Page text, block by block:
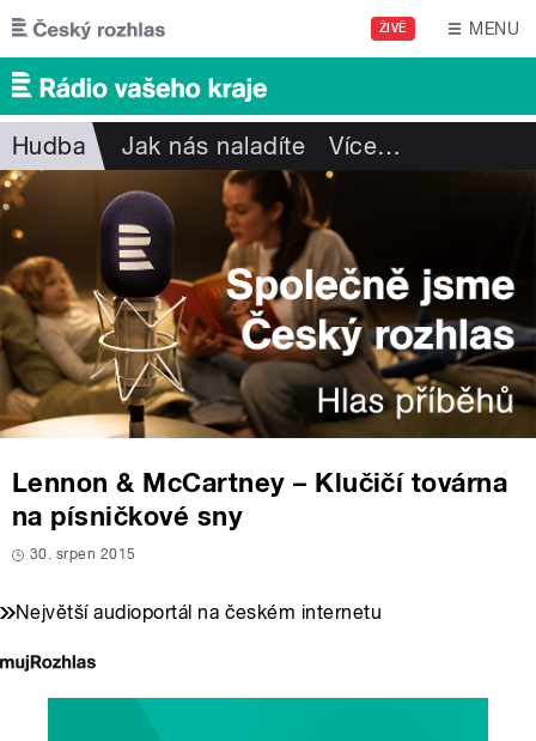
Přejít k hlavnímu obsahu
ŽIVĚ MENU
Hudba Jak nás naladíte Více…
Lennon & McCartney – Klučičí továrna
na písničkové sny
30. srpen 2015
Největší audioportál na českém internetu